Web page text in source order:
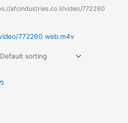
afcindustries.co.il/video/772260
772260 web.m4v